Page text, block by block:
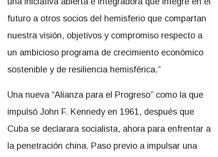
nuestra visión, objetivos y compromiso respecto a
un ambicioso programa de crecimiento económico
sostenible y de resiliencia hemisférica.”
Una nueva “Alianza para el Progreso” como la que
Cuba se declarara socialista, ahora para enfrentar a
la penetración china. Paso previo a impulsar una
nueva Área de Libre Comercio de las Américas
(ALCA) que fue rechazada y detenida por los